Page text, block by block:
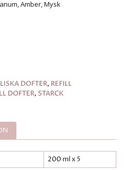
Amber, Mysk
DOFTER, REFILL
DOFTER, STARCK
200 ml x 5